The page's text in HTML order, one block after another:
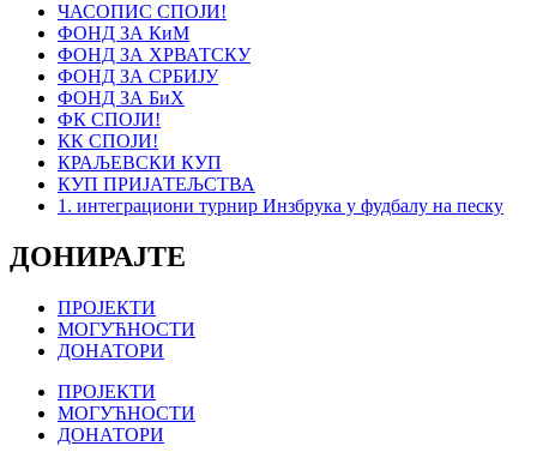
ЧАСОПИС СПОЈИ!
ФОНД ЗА КиМ
ФОНД ЗА ХРВАТСКУ
ФОНД ЗА СРБИЈУ
ФОНД ЗА БиХ
ФК СПОЈИ!
КК СПОЈИ!
КРАЉЕВСКИ КУП
КУП ПРИЈАТЕЉСТВА
1. интеграциони турнир Инзбрука у фудбалу на песку
ДОНИРАЈТЕ
ПРОЈЕКТИ
МОГУЋНОСТИ
ДОНАТОРИ
ПРОЈЕКТИ
МОГУЋНОСТИ
ДОНАТОРИ